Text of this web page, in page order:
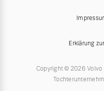
Erklärung
Copyright © 2026 Volvo